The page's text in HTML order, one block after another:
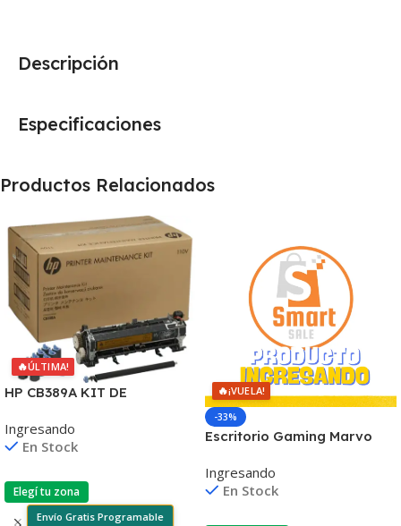
Descripción
Especificaciones
Productos Relacionados
🔥ÚLTIMA!
HP CB389A KIT DE
P4014/4015/4515 225.000
CPS
Ingresando
En Stock
Elegí tu zona
Envío Gratis Programable
🔥¡VUELA!
-33%
Escritorio Gaming Marvo
Remoto
Ingresando
En Stock